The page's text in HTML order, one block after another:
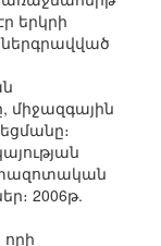
երկրի
ներգրավված
2006թ.